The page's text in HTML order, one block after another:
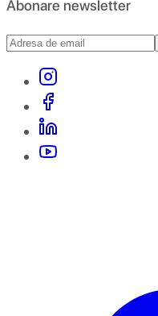
Abonare newsletter